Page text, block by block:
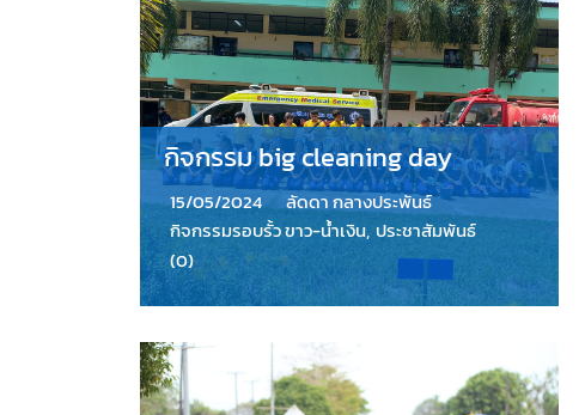
กิจกรรม big cleaning day
15/05/2024
ลัดดา กลางประพันธ์
กิจกรรมรอบรั้ว ขาว-น้ำเงิน, ประชาสัมพันธ์
(0)